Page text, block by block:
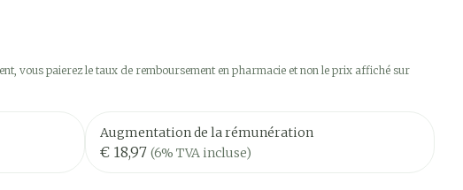
vous paierez le taux de remboursement en pharmacie et non le prix affiché sur
Augmentation de la rémunération
€ 18,97 (6% TVA incluse)